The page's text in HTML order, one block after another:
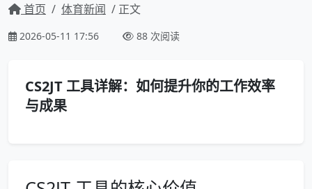
首页 / 体育新闻 / 正文
2026-05-11 17:56 88 次阅读
CS2JT 工具详解：如何提升你的工作效率
与成果